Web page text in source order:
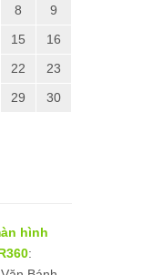
8
9
15
16
22
23
29
30
hình
: